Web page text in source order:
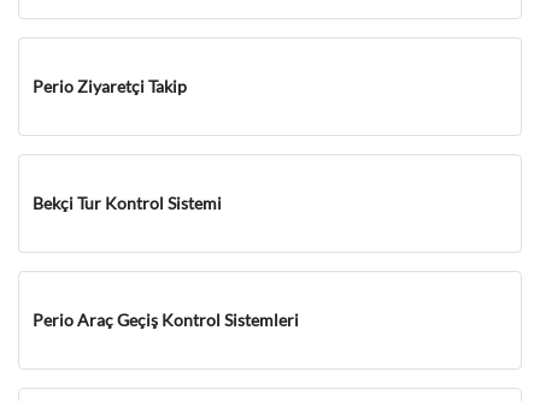
Perio Ziyaretçi Takip
Bekçi Tur Kontrol Sistemi
Perio Araç Geçiş Kontrol Sistemleri